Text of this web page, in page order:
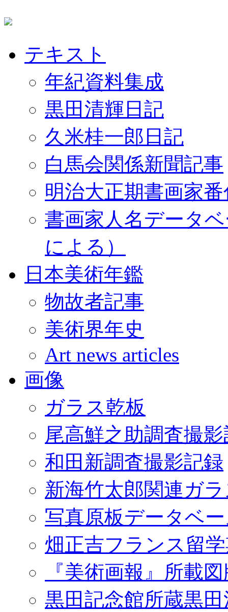
テキスト
年紀資料集成
黒田清輝日記
久米桂一郎日記
白馬会関係新聞記事
明治大正期書画家
書画家人名データ
による）
日本美術年鑑
物故者記事
美術界年史
Art news articles
画像
ガラス乾板
尾高鮮之助調査撮
和田新調査撮影記録
新海竹太郎関連ガ
写真原板データベ
畑正吉フランス留
『美術画報』所載
黒田記念館所蔵黒